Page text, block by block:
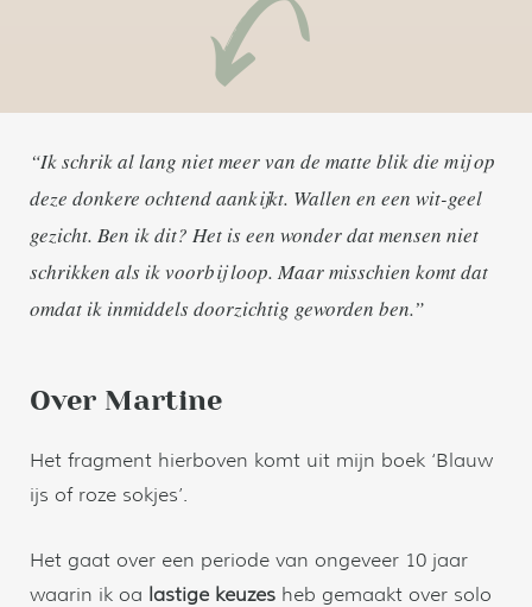
“Ik schrik al lang niet meer van de matte blik die mij op
deze donkere ochtend aankijkt. Wallen en een wit-geel
gezicht. Ben ik dit? Het is een wonder dat mensen niet
schrikken als ik voorbij loop. Maar misschien komt dat
omdat ik inmiddels doorzichtig geworden ben.”
Over Martine
Het fragment hierboven komt uit mijn boek ‘Blauw
ijs of roze sokjes’.
Het gaat over een periode van ongeveer 10 jaar
waarin ik oa lastige keuzes heb gemaakt over solo